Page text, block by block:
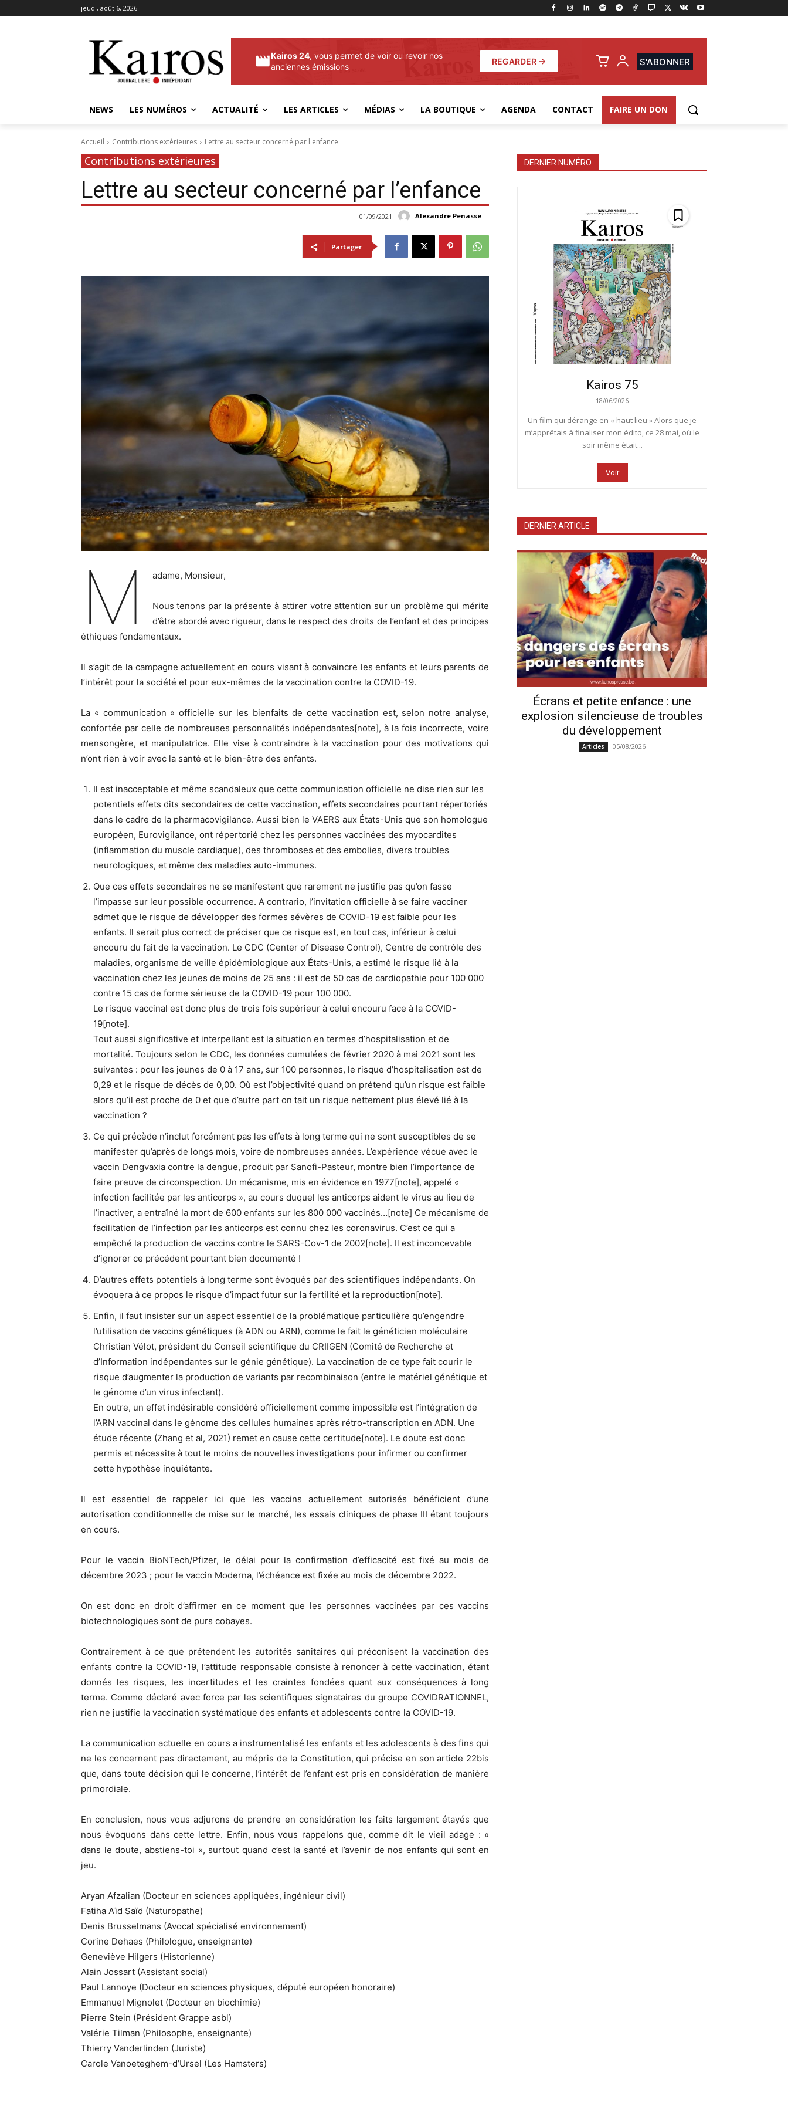
jeudi, août 6, 2026
Kairos 24, vous permet de voir ou revoir nos
anciennes émissions
REGARDER → S'ABONNER
NEWS LES NUMÉROS ACTUALITÉ LES ARTICLES MÉDIAS LA BOUTIQUE AGENDA CONTACT FAIRE UN DON
Accueil Contributions extérieures Lettre au secteur concerné par l'enfance
Contributions extérieures
Lettre au secteur concerné par l’enfance
Alexandre Penasse
01/09/2021
Partager
M adame, Monsieur,
Nous tenons par la présente à attirer votre attention sur un problème qui mérite
d’être abordé avec rigueur, dans le respect des droits de l’enfant et des principes
éthiques fondamentaux.
Il s’agit de la campagne actuellement en cours visant à convaincre les enfants et leurs parents de
l’intérêt pour la société et pour eux-mêmes de la vaccination contre la COVID-19.
La « communication » officielle sur les bienfaits de cette vaccination est, selon notre analyse,
confortée par celle de nombreuses personnalités indépendantes[note], à la fois incorrecte, voire
mensongère, et manipulatrice. Elle vise à contraindre à la vaccination pour des motivations qui
n’ont rien à voir avec la santé et le bien-être des enfants.
Il est inacceptable et même scandaleux que cette communication officielle ne dise rien sur les
potentiels effets dits secondaires de cette vaccination, effets secondaires pourtant répertoriés
dans le cadre de la pharmacovigilance. Aussi bien le VAERS aux États-Unis que son homologue
européen, Eurovigilance, ont répertorié chez les personnes vaccinées des myocardites
(inflammation du muscle cardiaque), des thromboses et des embolies, divers troubles
neurologiques, et même des maladies auto-immunes.
Que ces effets secondaires ne se manifestent que rarement ne justifie pas qu’on fasse
l’impasse sur leur possible occurrence. A contrario, l’invitation officielle à se faire vacciner
admet que le risque de développer des formes sévères de COVID-19 est faible pour les
enfants. Il serait plus correct de préciser que ce risque est, en tout cas, inférieur à celui
encouru du fait de la vaccination. Le CDC (Center of Disease Control), Centre de contrôle des
maladies, organisme de veille épidémiologique aux États-Unis, a estimé le risque lié à la
vaccination chez les jeunes de moins de 25 ans : il est de 50 cas de cardiopathie pour 100 000
contre 15 cas de forme sérieuse de la COVID-19 pour 100 000.
Le risque vaccinal est donc plus de trois fois supérieur à celui encouru face à la COVID-
19[note].
Tout aussi significative et interpellant est la situation en termes d’hospitalisation et de
mortalité. Toujours selon le CDC, les données cumulées de février 2020 à mai 2021 sont les
suivantes : pour les jeunes de 0 à 17 ans, sur 100 personnes, le risque d’hospitalisation est de
0,29 et le risque de décès de 0,00. Où est l’objectivité quand on prétend qu’un risque est faible
alors qu’il est proche de 0 et que d’autre part on tait un risque nettement plus élevé lié à la
vaccination ?
Ce qui précède n’inclut forcément pas les effets à long terme qui ne sont susceptibles de se
manifester qu’après de longs mois, voire de nombreuses années. L’expérience vécue avec le
vaccin Dengvaxia contre la dengue, produit par Sanofi-Pasteur, montre bien l’importance de
faire preuve de circonspection. Un mécanisme, mis en évidence en 1977[note], appelé «
infection facilitée par les anticorps », au cours duquel les anticorps aident le virus au lieu de
l’inactiver, a entraîné la mort de 600 enfants sur les 800 000 vaccinés…[note] Ce mécanisme de
facilitation de l’infection par les anticorps est connu chez les coronavirus. C’est ce qui a
empêché la production de vaccins contre le SARS-Cov-1 de 2002[note]. Il est inconcevable
d’ignorer ce précédent pourtant bien documenté !
D’autres effets potentiels à long terme sont évoqués par des scientifiques indépendants. On
évoquera à ce propos le risque d’impact futur sur la fertilité et la reproduction[note].
Enfin, il faut insister sur un aspect essentiel de la problématique particulière qu’engendre
l’utilisation de vaccins génétiques (à ADN ou ARN), comme le fait le généticien moléculaire
Christian Vélot, président du Conseil scientifique du CRIIGEN (Comité de Recherche et
d’Information indépendantes sur le génie génétique). La vaccination de ce type fait courir le
risque d’augmenter la production de variants par recombinaison (entre le matériel génétique et
le génome d’un virus infectant).
En outre, un effet indésirable considéré officiellement comme impossible est l’intégration de
l’ARN vaccinal dans le génome des cellules humaines après rétro-transcription en ADN. Une
étude récente (Zhang et al, 2021) remet en cause cette certitude[note]. Le doute est donc
permis et nécessite à tout le moins de nouvelles investigations pour infirmer ou confirmer
cette hypothèse inquiétante.
Il est essentiel de rappeler ici que les vaccins actuellement autorisés bénéficient d’une
autorisation conditionnelle de mise sur le marché, les essais cliniques de phase III étant toujours
en cours.
Pour le vaccin BioNTech/Pfizer, le délai pour la confirmation d’efficacité est fixé au mois de
décembre 2023 ; pour le vaccin Moderna, l’échéance est fixée au mois de décembre 2022.
On est donc en droit d’affirmer en ce moment que les personnes vaccinées par ces vaccins
biotechnologiques sont de purs cobayes.
Contrairement à ce que prétendent les autorités sanitaires qui préconisent la vaccination des
enfants contre la COVID-19, l’attitude responsable consiste à renoncer à cette vaccination, étant
donnés les risques, les incertitudes et les craintes fondées quant aux conséquences à long
terme. Comme déclaré avec force par les scientifiques signataires du groupe COVIDRATIONNEL,
rien ne justifie la vaccination systématique des enfants et adolescents contre la COVID-19.
La communication actuelle en cours a instrumentalisé les enfants et les adolescents à des fins qui
ne les concernent pas directement, au mépris de la Constitution, qui précise en son article 22bis
que, dans toute décision qui le concerne, l’intérêt de l’enfant est pris en considération de manière
primordiale.
En conclusion, nous vous adjurons de prendre en considération les faits largement étayés que
nous évoquons dans cette lettre. Enfin, nous vous rappelons que, comme dit le vieil adage : «
dans le doute, abstiens-toi », surtout quand c’est la santé et l’avenir de nos enfants qui sont en
jeu.
Aryan Afzalian (Docteur en sciences appliquées, ingénieur civil)
Fatiha Aïd Saïd (Naturopathe)
Denis Brusselmans (Avocat spécialisé environnement)
Corine Dehaes (Philologue, enseignante)
Geneviève Hilgers (Historienne)
Alain Jossart (Assistant social)
Paul Lannoye (Docteur en sciences physiques, député européen honoraire)
Emmanuel Mignolet (Docteur en biochimie)
Pierre Stein (Président Grappe asbl)
Valérie Tilman (Philosophe, enseignante)
Thierry Vanderlinden (Juriste)
Carole Vanoeteghem-d’Ursel (Les Hamsters)
DERNIER NUMÉRO
Kairos 75
18/06/2026
Un film qui dérange en « haut lieu » Alors que je
m’apprêtais à finaliser mon édito, ce 28 mai, où le
soir même était...
Voir
DERNIER ARTICLE
Écrans et petite enfance : une
explosion silencieuse de troubles
du développement
Articles 05/08/2026